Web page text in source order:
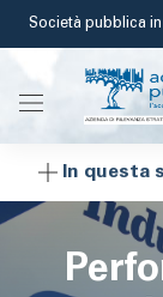
Salta
contenuto
principale
Società pubblica
In questa